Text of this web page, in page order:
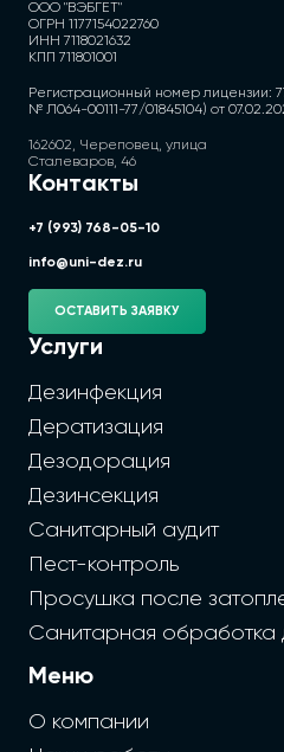
ООО "ВЭБГЕТ"
ОГРН 1177154022760
ИНН 7118021632
КПП 711801001
Регистрационный номер лицензии:
№ Л064-00111-77/01845104) от
162602, Череповец, улица
Сталеваров, 46
Контакты
+7 (993) 768-05-10
info@uni-dez.ru
ОСТАВИТЬ ЗАЯВКУ
Услуги
Дезинфекция
Дератизация
Дезодорация
Дезинсекция
Санитарный аудит
Пест-контроль
Просушка после
Санитарная обработка
Меню
О компании